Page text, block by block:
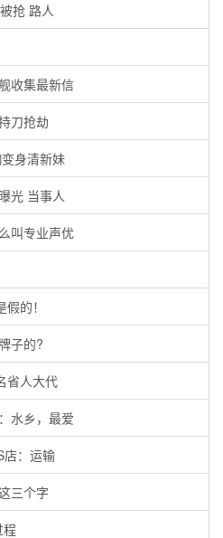
抢 路人
收集最新信
刀抢劫
身清新妹
光 当事人
叫专业声优
的！
子的?
省人大代
水乡，最爱
店：运输
三个字
程